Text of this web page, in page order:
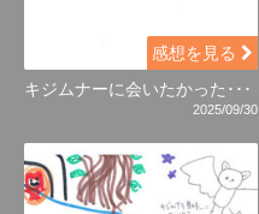
感想を見る
キジムナーに会いたかった･･･
2025/09/30